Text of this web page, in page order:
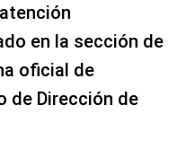
en la sección de
oficial de
de Dirección de